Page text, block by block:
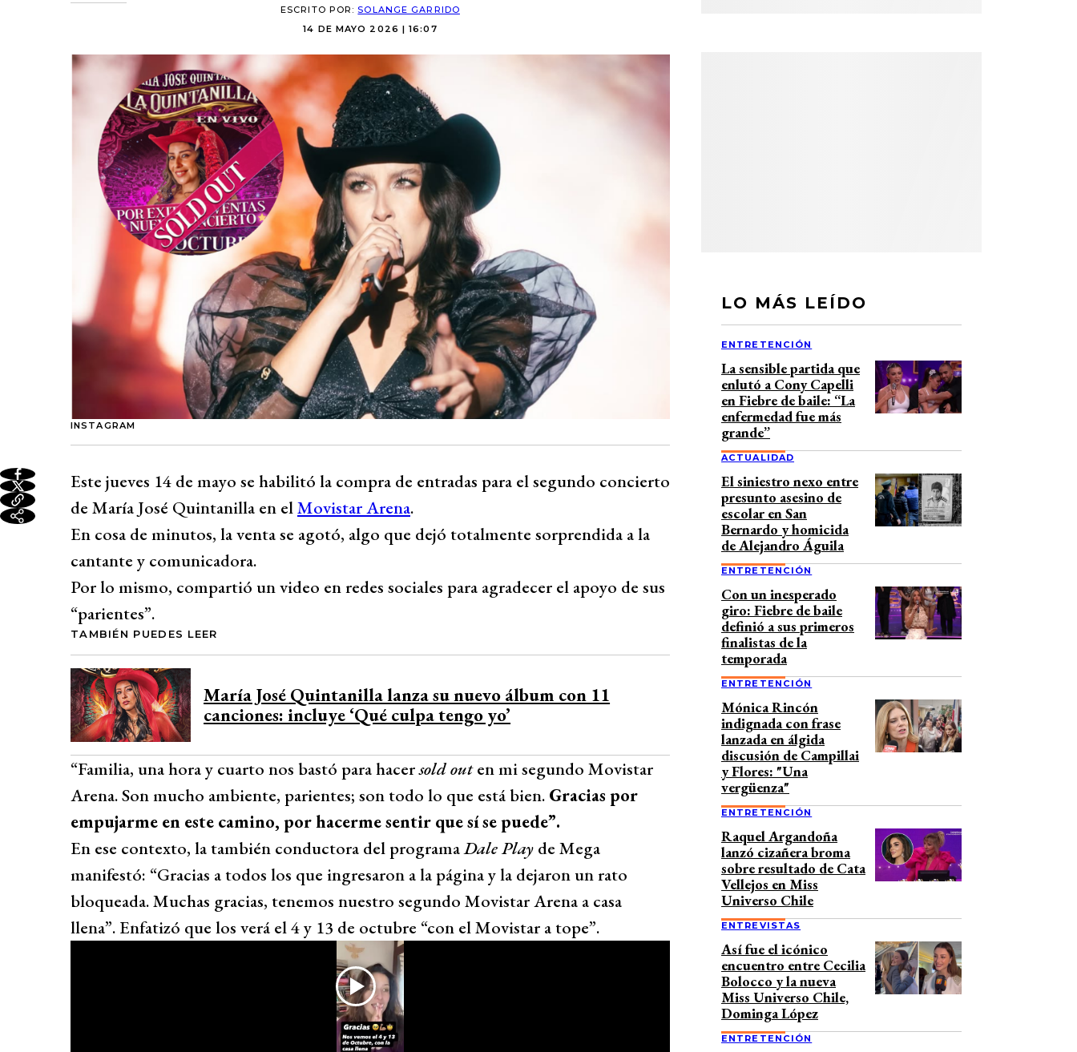
ESCRITO POR:SOLANGE GARRIDO
14 DE MAYO 2026 | 16:07
INSTAGRAM
Este jueves 14 de mayo se habilitó la compra de entradas para el segundo concierto
de María José Quintanilla en elMovistar Arena.
En cosa de minutos, la venta se agotó, algo que dejó totalmente sorprendida a la
cantante y comunicadora.
Por lo mismo, compartió un video en redes sociales para agradecer el apoyo de sus
“parientes”.
TAMBIÉN PUEDES LEER
María José Quintanilla lanza su nuevo álbum con 11
canciones: incluye ‘Qué culpa tengo yo’
“Familia, una hora y cuarto nos bastó para hacersold outen mi segundo Movistar
Arena. Son mucho ambiente, parientes; son todo lo que está bien. Gracias por
empujarme en este camino, por hacerme sentir que sí se puede”.
En ese contexto, la también conductora del programaDale Play de Mega
manifestó: “Gracias a todos los que ingresaron a la página y la dejaron un rato
bloqueada. Muchas gracias, tenemos nuestro segundo Movistar Arena a casa
llena”. Enfatizó que los verá el 4 y 13 de octubre “con el Movistar a tope”.
LO MÁS LEÍDO
ENTRETENCIÓN
La sensible partida que
enlutó a Cony Capelli
en Fiebre de baile: “La
enfermedad fue más
grande”
ACTUALIDAD
El siniestro nexo entre
presunto asesino de
escolar en San
Bernardo y homicida
de Alejandro Águila
ENTRETENCIÓN
Con un inesperado
giro: Fiebre de baile
definió a sus primeros
finalistas de la
temporada
ENTRETENCIÓN
Mónica Rincón
indignada con frase
lanzada en álgida
discusión de Campillai
y Flores: "Una
vergüenza"
ENTRETENCIÓN
Raquel Argandoña
lanzó cizañera broma
sobre resultado de Cata
Vellejos en Miss
Universo Chile
ENTREVISTAS
Así fue el icónico
encuentro entre Cecilia
Bolocco y la nueva
Miss Universo Chile,
Dominga López
ENTRETENCIÓN